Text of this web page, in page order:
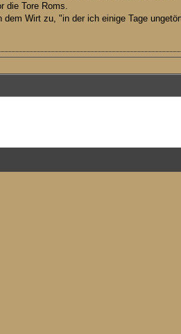
die Tore Roms.
Wirt zu, "in der ich einige Tage